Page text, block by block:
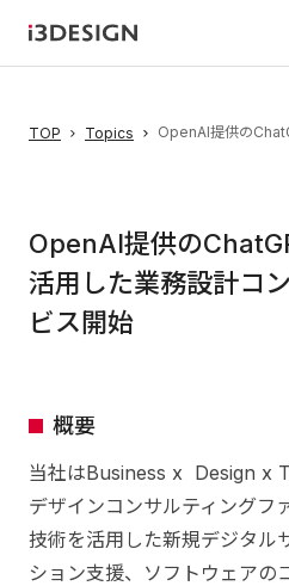
TOP Topics
OpenAI提供の
活用した業務設計コ
ビス開始
概要
当社はBusiness x Design x
デザインコンサルティングフ
技術を活用した新規デジタル
ション支援、ソフトウェア